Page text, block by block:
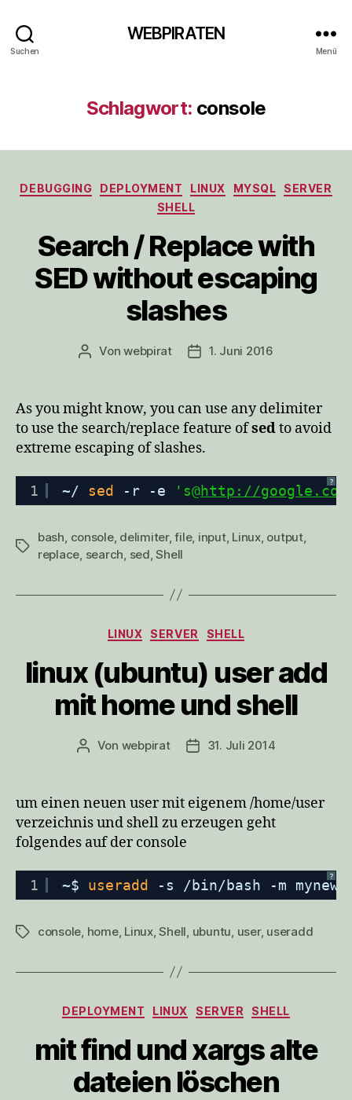
Suchen
WEBPIRATEN
Menü
Schlagwort: console
Kategorien
DEBUGGING DEPLOYMENT LINUX MYSQL
SERVER
SHELL
Search / Replace with
SED without escaping
slashes
Beitragsautor
Vonwebpirat Veröffentlichungsdatum
1. Juni 2016
As you might know, you can use any delimiter
to use the search/replace feature ofsedto avoid
extreme escaping of slashes.
?
1 ~/ sed -r -e 's@http://google.com/
Schlagwörter
bash console, delimiter,file, input, Linux, output,
replace search sed ,Shell
Kategorien
LINUX SERVER SHELL
linux (ubuntu) user add
mit home und shell
Beitragsautor
Von webpirat Veröffentlichungsdatum
31. Juli 2014
um einen neuen user mit eigenem /home/user
verzeichnis und shell zu erzeugen geht
folgendes auf der console
?
1 ~$ useradd -s /bin/bash -m
Schlagwörter
console home, Linux,Shell ubuntu user, useradd
Kategorien
DEPLOYMENT LINUX SERVER SHELL
mit find und xargs alte
dateien löschen